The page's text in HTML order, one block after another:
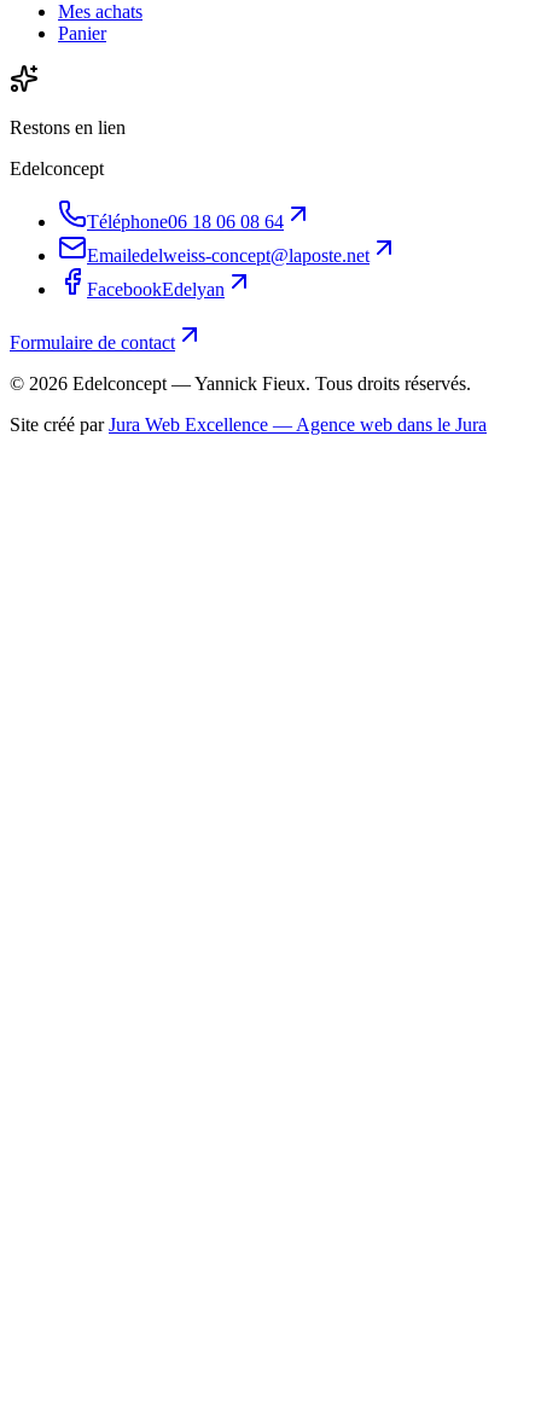
Mes achats
Panier
Restons en lien
Edelconcept
Téléphone06 18 06 08 64
Emailedelweiss-concept@laposte.net
FacebookEdelyan
Formulaire de contact
© 2026 Edelconcept — Yannick Fieux. Tous droits réservés.
Site créé par Jura Web Excellence — Agence web dans le Jura